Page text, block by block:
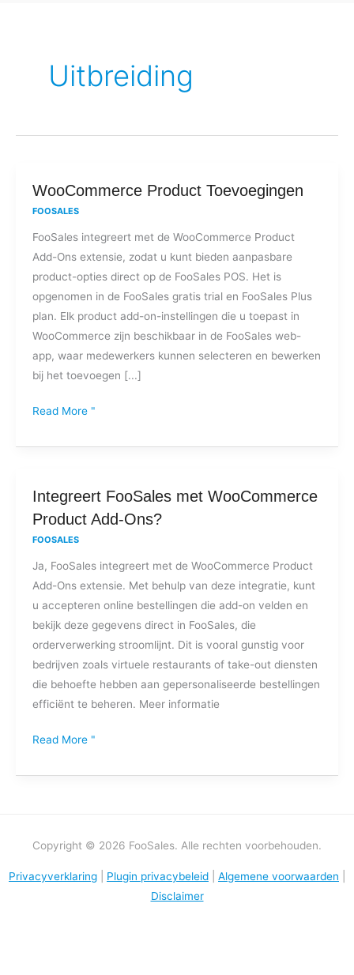
Uitbreiding
WooCommerce Product Toevoegingen
FOOSALES
FooSales integreert met de WooCommerce Product
Add-Ons extensie, zodat u kunt bieden aanpasbare
product-opties direct op de FooSales POS. Het is
opgenomen in de FooSales gratis trial en FooSales Plus
plan. Elk product add-on-instellingen die u toepast in
WooCommerce zijn beschikbaar in de FooSales web-
app, waar medewerkers kunnen selecteren en bewerken
bij het toevoegen [...]
WooCommerce
Product
Read More "
Integreert FooSales met WooCommerce
Product Add-Ons?
FOOSALES
Ja, FooSales integreert met de WooCommerce Product
Add-Ons extensie. Met behulp van deze integratie, kunt
u accepteren online bestellingen die add-on velden en
bekijk deze gegevens direct in FooSales, die
orderverwerking stroomlijnt. Dit is vooral gunstig voor
bedrijven zoals virtuele restaurants of take-out diensten
die behoefte hebben aan gepersonaliseerde bestellingen
efficiënt te beheren. Meer informatie
Integreert
FooSales
Product
Add-
Ons?
Read More "
Copyright © 2026 FooSales. Alle rechten voorbehouden.
Privacyverklaring Plugin privacybeleid Algemene voorwaarden
Disclaimer